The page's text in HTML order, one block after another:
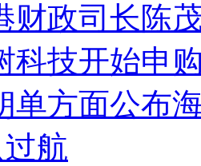
财政司长陈
科技开始申
单方面公布
航